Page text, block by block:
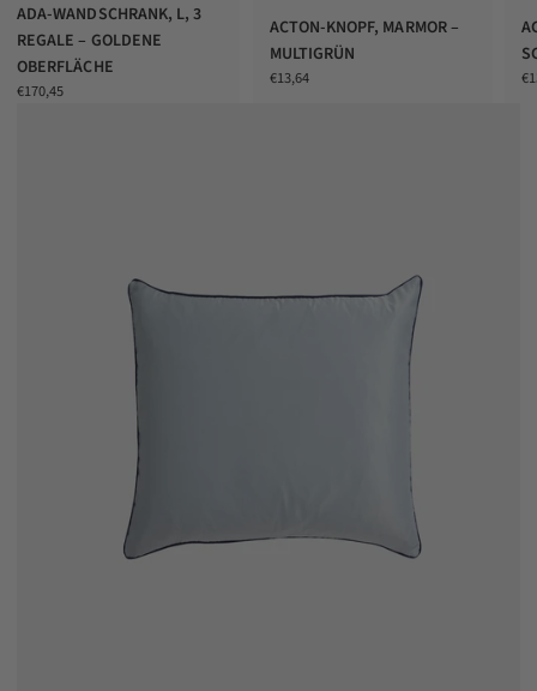
ADA-WANDSCHRANK, L, 3
REGALE – GOLDENE
OBERFLÄCHE
Angebot
€170,45
ACTON-KNOPF, MARMOR –
MULTIGRÜN
Angebot
€13,64